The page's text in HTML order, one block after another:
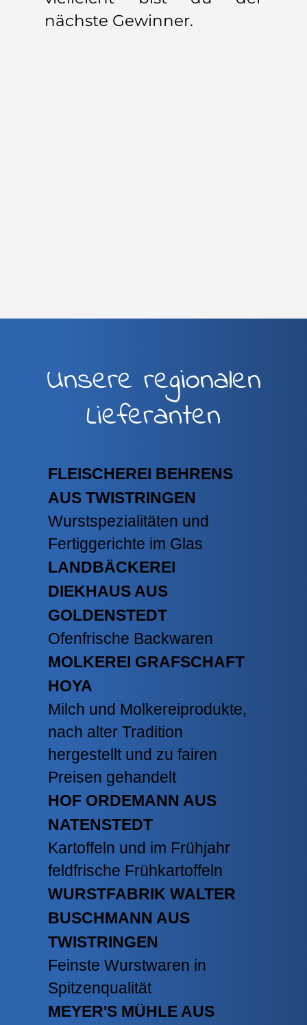
nächste Gewinner.
Unsere regionalen
Lieferanten
FLEISCHEREI BEHRENS
AUS TWISTRINGEN
Wurstspezialitäten und
Fertiggerichte im Glas
LANDBÄCKEREI
DIEKHAUS AUS
GOLDENSTEDT
Ofenfrische Backwaren
MOLKEREI GRAFSCHAFT
HOYA
Milch und Molkereiprodukte,
nach alter Tradition
hergestellt und zu fairen
Preisen gehandelt
HOF ORDEMANN AUS
NATENSTEDT
Kartoffeln und im Frühjahr
feldfrische Frühkartoffeln
WURSTFABRIK WALTER
BUSCHMANN AUS
TWISTRINGEN
Feinste Wurstwaren in
Spitzenqualität
MEYER'S MÜHLE AUS